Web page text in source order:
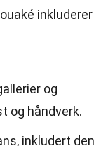
inkluderer
og
og håndverk.
inkludert den